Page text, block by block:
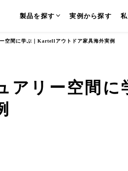
製品を探す 実例から探す
空間に学ぶ｜Kartellアウトドア家具海外実例
アリー空間